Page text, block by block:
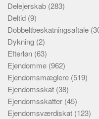
Delejerskab (283)
Deltid (9)
Dobbeltbeskatningsaftale
Dykning (2)
Efterløn (63)
Ejendomme (962)
Ejendomsmæglere (519)
Ejendomsskat (38)
Ejendomsskatter (45)
Ejendomsværdiskat (123)